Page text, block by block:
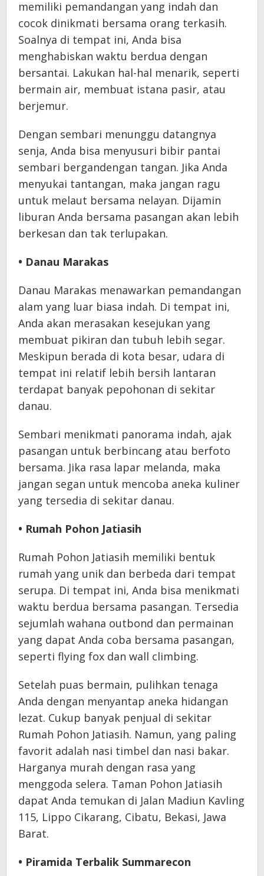
memiliki pemandangan yang indah dan
cocok dinikmati bersama orang terkasih.
Soalnya di tempat ini, Anda bisa
menghabiskan waktu berdua dengan
bersantai. Lakukan hal-hal menarik, seperti
bermain air, membuat istana pasir, atau
berjemur.
Dengan sembari menunggu datangnya
senja, Anda bisa menyusuri bibir pantai
sembari bergandengan tangan. Jika Anda
menyukai tantangan, maka jangan ragu
untuk melaut bersama nelayan. Dijamin
liburan Anda bersama pasangan akan lebih
berkesan dan tak terlupakan.
• Danau Marakas
Danau Marakas menawarkan pemandangan
alam yang luar biasa indah. Di tempat ini,
Anda akan merasakan kesejukan yang
membuat pikiran dan tubuh lebih segar.
Meskipun berada di kota besar, udara di
tempat ini relatif lebih bersih lantaran
terdapat banyak pepohonan di sekitar
danau.
Sembari menikmati panorama indah, ajak
pasangan untuk berbincang atau berfoto
bersama. Jika rasa lapar melanda, maka
jangan segan untuk mencoba aneka kuliner
yang tersedia di sekitar danau.
• Rumah Pohon Jatiasih
Rumah Pohon Jatiasih memiliki bentuk
rumah yang unik dan berbeda dari tempat
serupa. Di tempat ini, Anda bisa menikmati
waktu berdua bersama pasangan. Tersedia
sejumlah wahana outbond dan permainan
yang dapat Anda coba bersama pasangan,
seperti flying fox dan wall climbing.
Setelah puas bermain, pulihkan tenaga
Anda dengan menyantap aneka hidangan
lezat. Cukup banyak penjual di sekitar
Rumah Pohon Jatiasih. Namun, yang paling
favorit adalah nasi timbel dan nasi bakar.
Harganya murah dengan rasa yang
menggoda selera. Taman Pohon Jatiasih
dapat Anda temukan di Jalan Madiun Kavling
115, Lippo Cikarang, Cibatu, Bekasi, Jawa
Barat.
• Piramida Terbalik Summarecon